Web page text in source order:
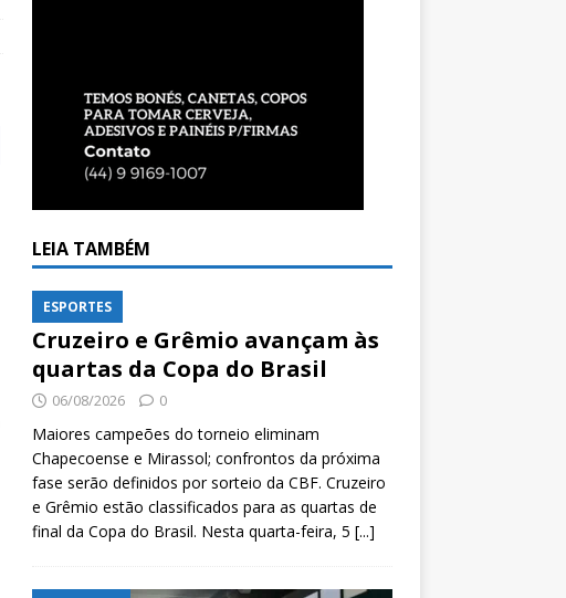
LEIA TAMBÉM
ESPORTES
Cruzeiro e Grêmio avançam às
quartas da Copa do Brasil
06/08/2026 0
Maiores campeões do torneio eliminam
Chapecoense e Mirassol; confrontos da próxima
fase serão definidos por sorteio da CBF. Cruzeiro
e Grêmio estão classificados para as quartas de
final da Copa do Brasil. Nesta quarta-feira, 5 [...]